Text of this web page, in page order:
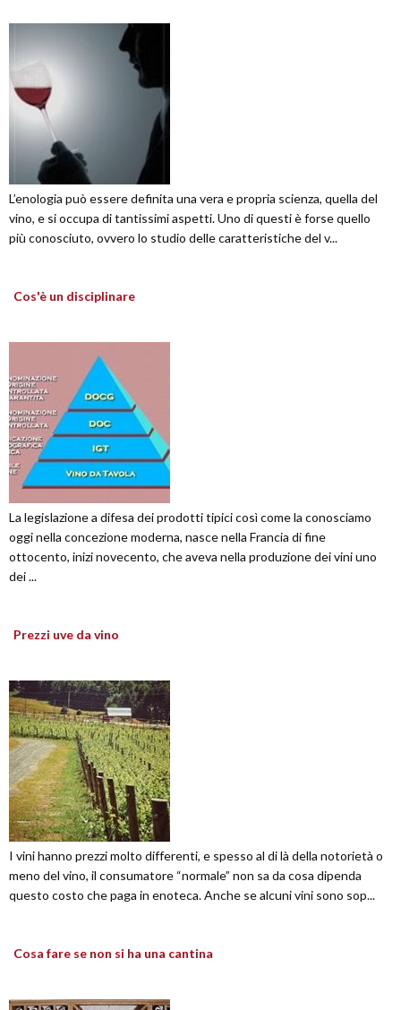
L’enologia può essere definita una vera e propria scienza, quella del
vino, e si occupa di tantissimi aspetti. Uno di questi è forse quello
più conosciuto, ovvero lo studio delle caratteristiche del v...
Cos'è un disciplinare
La legislazione a difesa dei prodotti tipici così come la conosciamo
oggi nella concezione moderna, nasce nella Francia di fine
ottocento, inizi novecento, che aveva nella produzione dei vini uno
dei ...
Prezzi uve da vino
I vini hanno prezzi molto differenti, e spesso al di là della notorietà o
meno del vino, il consumatore “normale” non sa da cosa dipenda
questo costo che paga in enoteca. Anche se alcuni vini sono sop...
Cosa fare se non si ha una cantina